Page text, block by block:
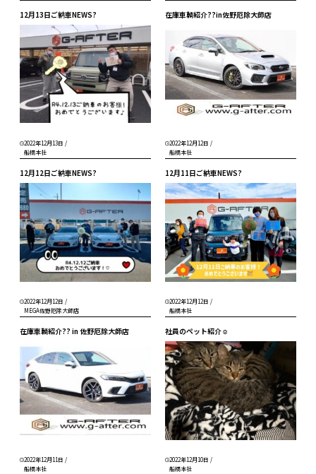
12月13日ご納車NEWS? 在庫車輌紹介??in佐野厄除大師店
12月12日ご納車NEWS?
2022年12月13日 /
船橋本社
12月11日ご納車NEWS?
2022年12月12日 /
船橋本社
在庫車輌紹介?? in 佐野厄除大師店
2022年12月12日 /
MEGA佐野厄除大師店
社員のペット紹介☺
2022年12月12日 /
船橋本社
2022年12月11日 /
船橋本社
2022年12月10日 /
船橋本社